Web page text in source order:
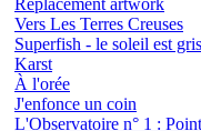
Replacement artwork
Vers Les Terres Creuses
Superfish - le soleil est gris
Karst
À l'orée
J'enfonce un coin
L'Observatoire n° 1 :